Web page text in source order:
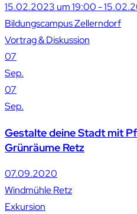
15.02.2023 um 19:00 -
Bildungscampus Zellerndorf
Vortrag & Diskussion
07
Sep.
07
Sep.
Gestalte deine Stadt mit
Grünräume Retz
07.09.2020
Windmühle Retz
Exkursion